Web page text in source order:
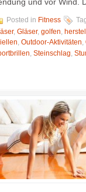
Posted in Fitness
, Gläser, golfen,
, Outdoor-Aktivitäten,
, Steinschlag,